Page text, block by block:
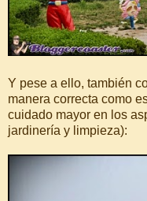
Y pese a ello, también
manera correcta como
cuidado mayor en los
jardinería y limpieza):